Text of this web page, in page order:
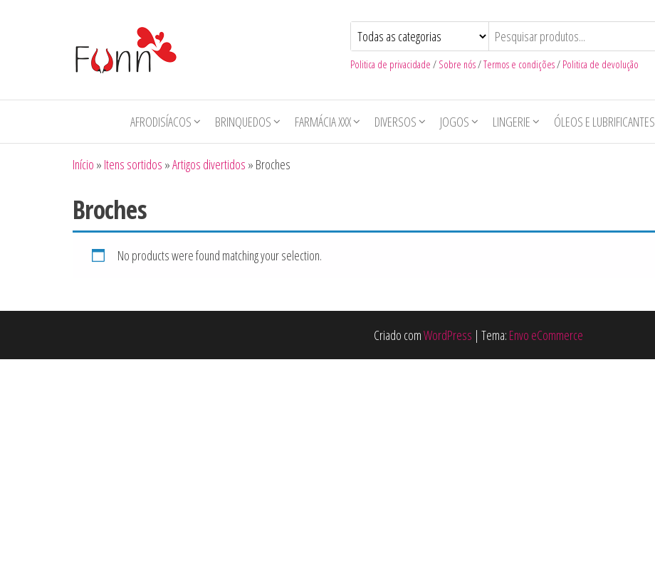
Politica de privacidade / Sobre nós/Termos e condições/ Politica de devolução
AFRODISÍACOS BRINQUEDOS FARMÁCIA XXX DIVERSOS JOGOS LINGERIE ÓLEOS E LUBRIFICANTES
Início » Itens sortidos »Artigos divertidos » Broches
Broches
No products were found matching your selection.
Criado comWordPress | Tema: Envo eCommerce